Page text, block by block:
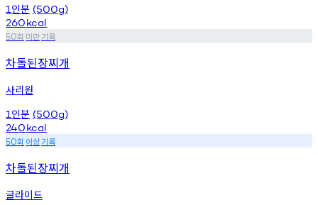
1 인분 (500g)
260kcal
50회 미만기록
차돌된장찌개
사리원
1 인분 (500g)
240kcal
50회 이상기록
차돌된장찌개
글라이드